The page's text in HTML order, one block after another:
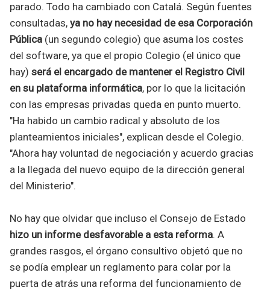
parado. Todo ha cambiado con Catalá. Según fuentes
consultadas, ya no hay necesidad de esa Corporación
Pública (un segundo colegio) que asuma los costes
del software, ya que el propio Colegio (el único que
hay) será el encargado de mantener el Registro Civil
en su plataforma informática, por lo que la licitación
con las empresas privadas queda en punto muerto.
"Ha habido un cambio radical y absoluto de los
planteamientos iniciales", explican desde el Colegio.
"Ahora hay voluntad de negociación y acuerdo gracias
a la llegada del nuevo equipo de la dirección general
del Ministerio".
No hay que olvidar que incluso el Consejo de Estado
hizo un informe desfavorable a esta reforma. A
grandes rasgos, el órgano consultivo objetó que no
se podía emplear un reglamento para colar por la
puerta de atrás una reforma del funcionamiento de